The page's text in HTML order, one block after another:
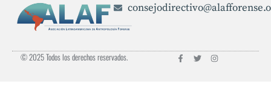
© 2025 Todos los derechos reservados.